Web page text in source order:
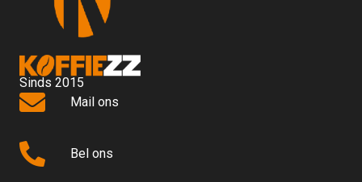
Sinds 2015
Mail ons
Bel ons